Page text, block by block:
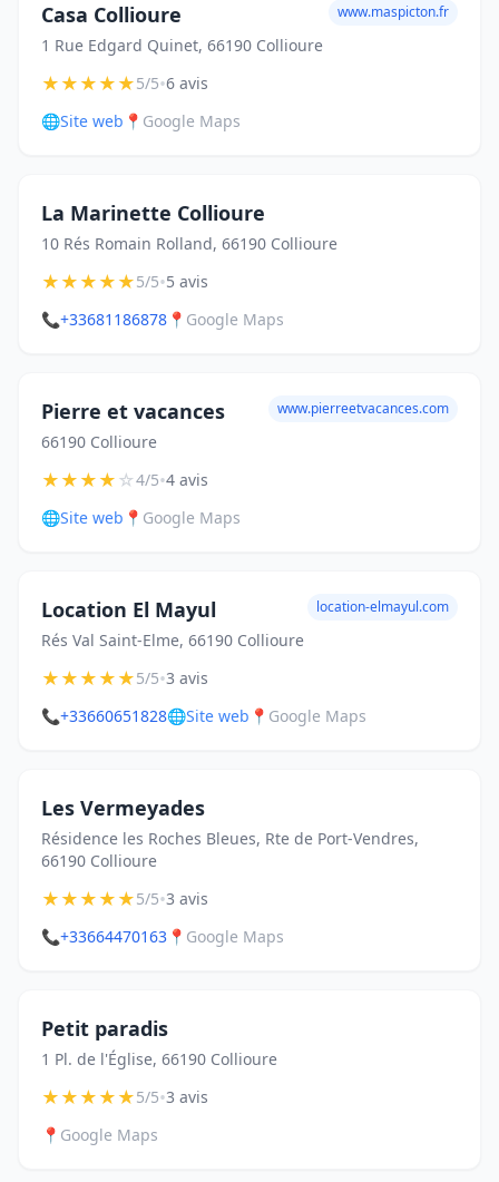
Casa Collioure
1 Rue Edgard Quinet, 66190 Collioure
www.maspicton.fr
★★★★★5/5•6 avis
🌐Site web 📍 Google Maps
La Marinette Collioure
10 Rés Romain Rolland, 66190 Collioure
★★★★★5/5•5 avis
📞+33681186878 📍 Google Maps
Pierre et vacances
66190 Collioure
www.pierreetvacances.com
★★★★☆4/5•4 avis
🌐Site web 📍 Google Maps
Location El Mayul
Rés Val Saint-Elme, 66190 Collioure
location-elmayul.com
★★★★★5/5•3 avis
📞+33660651828🌐Site web 📍 Google Maps
Les Vermeyades
Résidence les Roches Bleues, Rte de Port-Vendres,
66190 Collioure
★★★★★5/5•3 avis
📞+33664470163 📍 Google Maps
Petit paradis
1 Pl. de l'Église, 66190 Collioure
★★★★★5/5•3 avis
📍 Google Maps